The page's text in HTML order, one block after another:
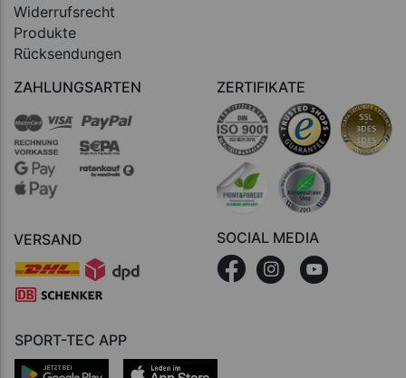
Widerrufsrecht
Produkte
Rücksendungen
ZAHLUNGSARTEN
VERSAND
ZERTIFIKATE
SOCIAL MEDIA
SPORT-TEC APP